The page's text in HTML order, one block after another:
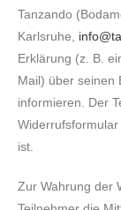
Tanzando
Karlsruhe,
Erklärung (z. B.
Mail) über seinen
informieren. Der
ist.
Zur Wahrung der